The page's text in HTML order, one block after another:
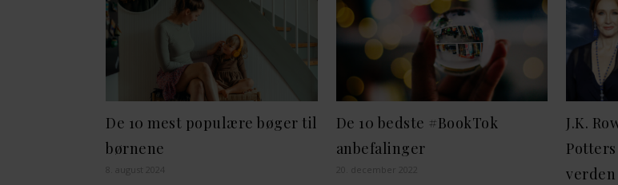
De 10 mest populære bøger til
børnene
8. august 2024
De 10 bedste #BookTok
anbefalinger
20. december 2022
J.K.
verden